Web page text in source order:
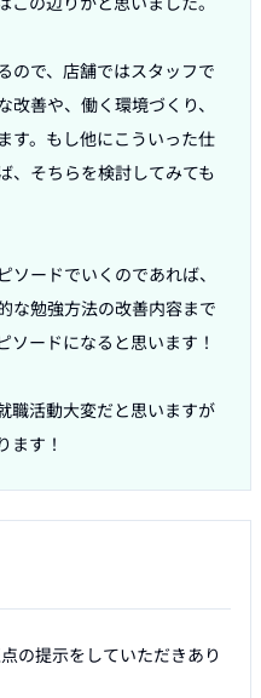
ので、店舗ではスタッフで
善や、働く環境づくり、
す。もし他にこういった仕
、そちらを検討してみても
ードでいくのであれば、
な勉強方法の改善内容まで
ードになると思います！
職活動大変だと思いますが
ます！
の提示をしていただきあり